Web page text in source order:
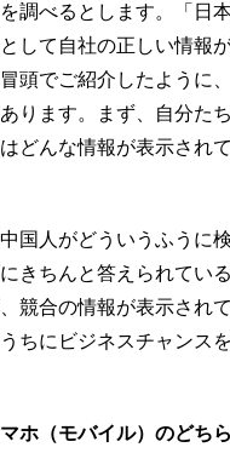
調べるとします。「日
して自社の正しい情報
頭でご紹介したように
ります。まず、自分た
どんな情報が表示され
国人がどういうふうに
きちんと答えられてい
競合の情報が表示され
ちにビジネスチャンス
（モバイル）のどち